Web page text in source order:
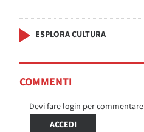
ESPLORA CULTURA
COMMENTI
Devi fare login per commentare
ACCEDI